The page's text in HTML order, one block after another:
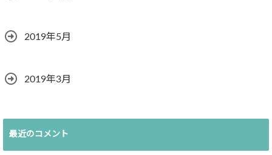
2019年5月
2019年3月
最近のコメント